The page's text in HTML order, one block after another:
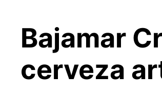
Bajamar
cerveza